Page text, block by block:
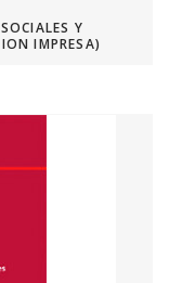
Y
IMPRESA)